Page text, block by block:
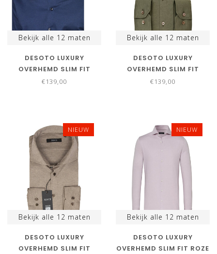
Bekijk alle 12 maten
DESOTO LUXURY
OVERHEMD SLIM FIT
DONKERBLAUW SUPIMA
€139,00
Bekijk alle 12 maten
DESOTO LUXURY
OVERHEMD SLIM FIT
GROEN SUPIMA KATOEN
€139,00
NIEUW
Bekijk alle 12 maten
DESOTO LUXURY
OVERHEMD SLIM FIT
NIEUW
Bekijk alle 12 maten
DESOTO LUXURY
OVERHEMD SLIM FIT ROZE